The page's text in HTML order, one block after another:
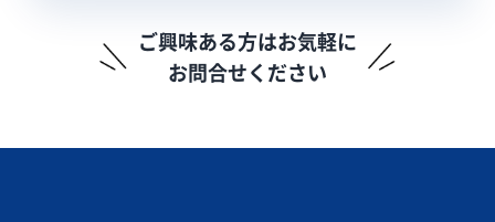
ご興味ある方はお気軽に
お問合せください